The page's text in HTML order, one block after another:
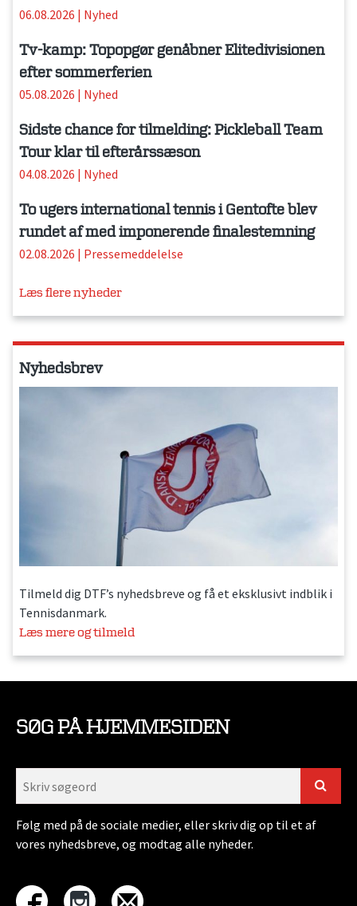
06.08.2026 | Nyhed
Tv-kamp: Topopgør genåbner Elitedivisionen
efter sommerferien
05.08.2026 | Nyhed
Sidste chance for tilmelding: Pickleball Team
Tour klar til efterårssæson
04.08.2026 | Nyhed
To ugers international tennis i Gentofte blev
rundet af med imponerende finalestemning
02.08.2026 | Pressemeddelelse
Læs flere nyheder
Nyhedsbrev
Tilmeld dig DTF’s nyhedsbreve og få et eksklusivt indblik i
Tennisdanmark.
Læs mere og tilmeld
SØG PÅ HJEMMESIDEN
Følg med på de sociale medier, eller skriv dig op til et af
vores nyhedsbreve, og modtag alle nyheder.